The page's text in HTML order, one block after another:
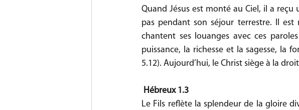
Quand Jésus est monté au Ciel, il a
pas pendant son séjour terrestre. Il
chantent ses louanges avec ces
puissance, la richesse et la sagesse, la
5.12). Aujourd’hui, le Christ siège à la
Hébreux 1.3
Le Fils reflète la splendeur de la gloire